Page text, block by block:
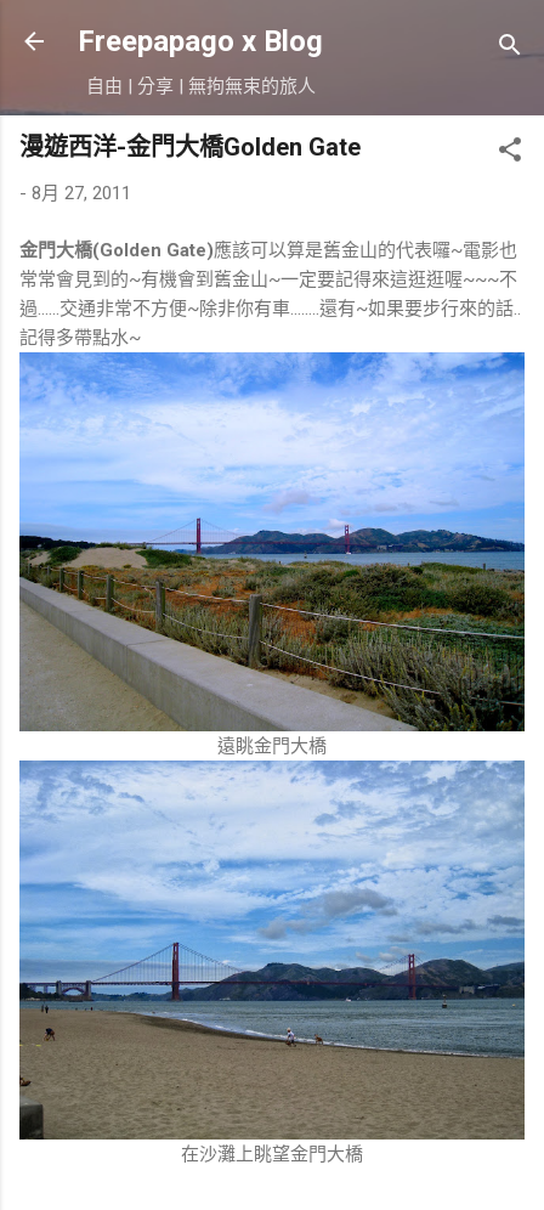
跳到主要內容
Freepapago x Blog
自由 | 分享 | 無拘無束的旅人
漫遊西洋-金門大橋Golden Gate
- 8月 27, 2011
金門大橋(Golden Gate)應該可以算是舊金山的代表囉~電影也
常常會見到的~有機會到舊金山~一定要記得來這逛逛喔~~~不
過......交通非常不方便~除非你有車........還有~如果要步行來的話..
記得多帶點水~
遠眺金門大橋
在沙灘上眺望金門大橋